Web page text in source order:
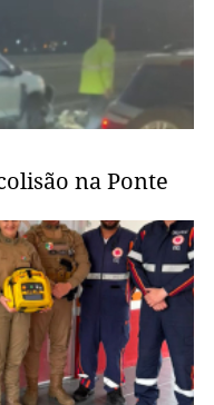
na Ponte